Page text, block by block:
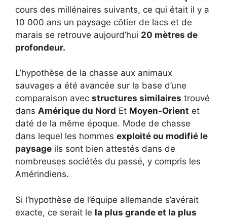
cours des millénaires suivants, ce qui était il y a
10 000 ans un paysage côtier de lacs et de
marais se retrouve aujourd’hui 20 mètres de
profondeur.
L’hypothèse de la chasse aux animaux
sauvages a été avancée sur la base d’une
comparaison avec structures similaires trouvé
dans Amérique du Nord Et Moyen-Orient et
daté de la même époque. Mode de chasse
dans lequel les hommes exploité ou modifié le
paysage ils sont bien attestés dans de
nombreuses sociétés du passé, y compris les
Amérindiens.
Si l’hypothèse de l’équipe allemande s’avérait
exacte, ce serait le la plus grande et la plus